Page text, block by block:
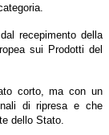
recepimento della
sui Prodotti del
corto, ma con un
di ripresa e che
dello Stato.